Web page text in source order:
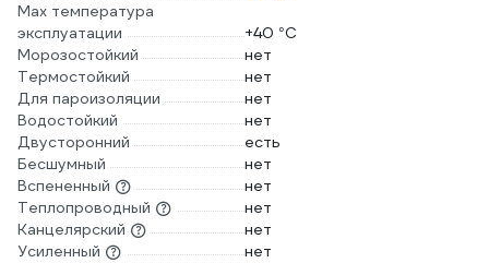
Max температура
эксплуатации
+40 °С
Морозостойкий
нет
Термостойкий
нет
Для пароизоляции
нет
Водостойкий
нет
Двусторонний
есть
Бесшумный
нет
Вспененный
нет
Теплопроводный
нет
Канцелярский
нет
Усиленный
нет